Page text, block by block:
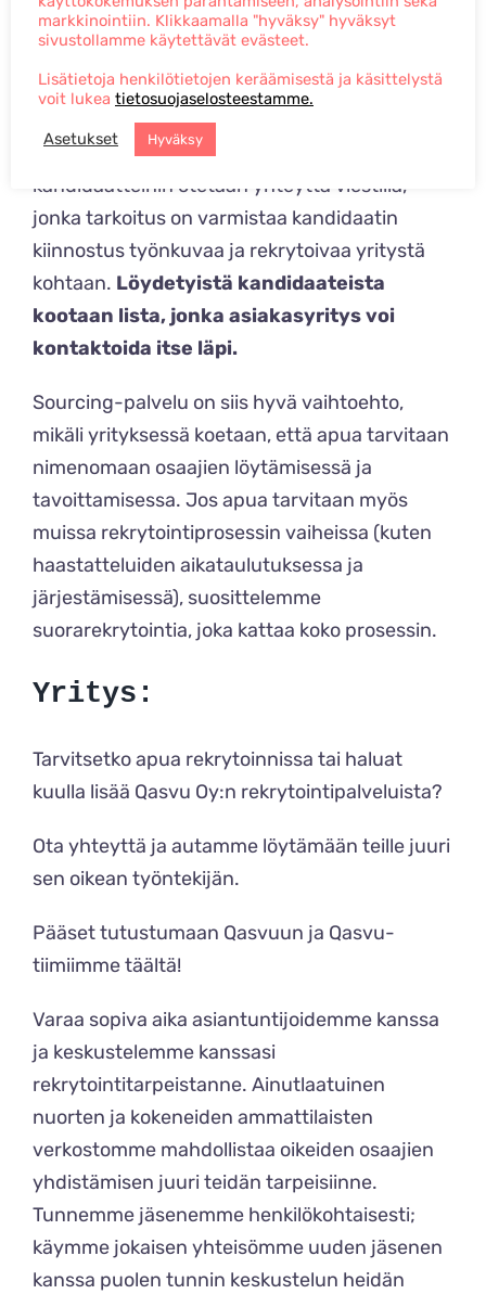
Kun työnkuva sekä vaatimukset ovat selvät,
kandidaatit etsitään etenemällä prosessissa
sopimuksen mukaan;sopivaa kandidaattia
etsitään Qasvun verkostosta ja/tai
LinkedInin avulla.Kriteereihin sopiviin
kandidaatteihin otetaan yhteyttä viestillä,
jonka tarkoitus on varmistaa kandidaatin
kiinnostus työnkuvaa ja rekrytoivaa yritystä
kohtaan. Löydetyistä kandidaateista
kootaan lista, jonka asiakasyritys voi
kontaktoida itse läpi.
Sourcing-palvelu on siis hyvä vaihtoehto,
mikäli yrityksessä koetaan, että apua tarvitaan
nimenomaan osaajien löytämisessä ja
tavoittamisessa. Jos apua tarvitaan myös
muissa rekrytointiprosessin vaiheissa (kuten
haastatteluiden aikataulutuksessa ja
järjestämisessä), suosittelemme
suorarekrytointia, joka kattaa koko prosessin.
Yritys:
Tarvitsetko apua rekrytoinnissa tai haluat
kuulla lisää Qasvu Oy:n rekrytointipalveluista?
Ota yhteyttä ja autamme löytämään teille juuri
sen oikean työntekijän.
Pääset tutustumaan Qasvuun ja Qasvu-
tiimiimmetäältä!
Varaa sopiva aika asiantuntijoidemme kanssa
ja keskustelemme kanssasi
rekrytointitarpeistanne. Ainutlaatuinen
nuorten ja kokeneiden ammattilaisten
verkostomme mahdollistaa oikeiden osaajien
yhdistämisen juuri teidän tarpeisiinne.
Tunnemme jäsenemme henkilökohtaisesti;
käymme jokaisen yhteisömme uuden jäsenen
kanssa puolen tunnin keskustelun heidän
markkinointiin. Klikkaamalla "hyväksy" hyväksyt
sivustollamme käytettävät evästeet.
Lisätietoja henkilötietojen keräämisestä ja käsittelystä
voit lukea tietosuojaselosteestamme.
Asetukset Hyväksy